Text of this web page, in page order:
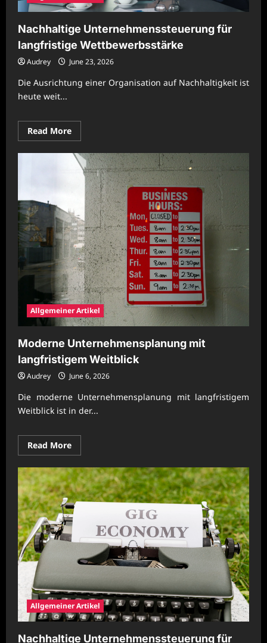
Nachhaltige Unternehmenssteuerung für
langfristige Wettbewerbsstärke
Audrey June 23, 2026
Die Ausrichtung einer Organisation auf Nachhaltigkeit ist
heute weit...
Read MoreRead
more
Nachhaltige
Unternehmenssteuerung
für
langfristige
Wettbewerbsstärke
Allgemeiner Artikel
Moderne Unternehmensplanung mit
langfristigem Weitblick
Audrey June 6, 2026
Die moderne Unternehmensplanung mit langfristigem
Weitblick ist in der...
Read MoreRead
more
Moderne
Unternehmensplanung
mit
langfristigem
Weitblick
Allgemeiner Artikel
Nachhaltige Unternehmenssteuerung für